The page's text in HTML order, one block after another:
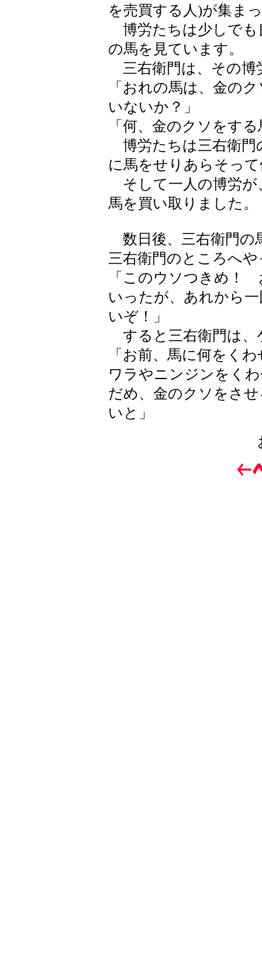
を売買する人)が集ま
博労たちは少しでも
の馬を見ています。
三右衛門は、その博
「おれの馬は、金の
いないか？」
「何、金のクソをす
博労たちは三右衛門
に馬をせりあらそっ
そして一人の博労が
馬を買い取りました。
数日後、三右衛門の
三右衛門のところへ
「このウソつきめ！
いったが、あれから
いぞ！」
すると三右衛門は、
「お前、馬に何をく
ワラやニンジンをく
だめ、金のクソをさ
いと」